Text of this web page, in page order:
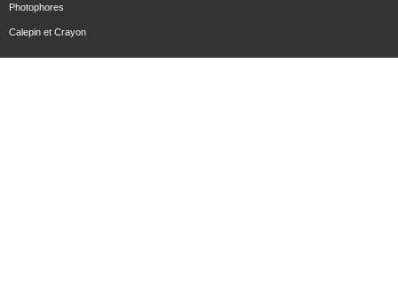
Photophores
Calepin et Crayon